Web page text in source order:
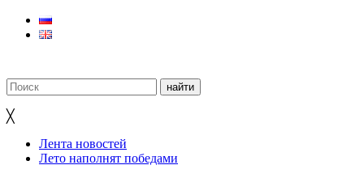
╳
Лента новостей
Лето наполнят победами